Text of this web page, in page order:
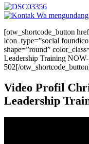
[otw_shortcode_button
icon_type=”social
shape=”round”
Leadership Training
502[/
Video Profil
Leadership